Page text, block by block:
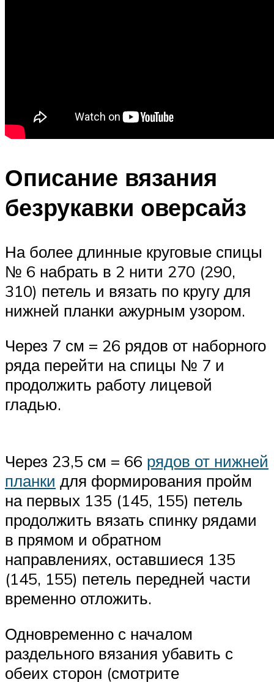
Описание вязания
безрукавки оверсайз
На более длинные круговые спицы
№ 6 набрать в 2 нити 270 (290,
310) петель и вязать по кругу для
нижней планки ажурным узором.
Через 7 см = 26 рядов от наборного
ряда перейти на спицы № 7 и
продолжить работу лицевой
гладью.
Через 23,5 см = 66 рядов от нижней
планки для формирования пройм
на первых 135 (145, 155) петель
продолжить вязать спинку рядами
в прямом и обратном
направлениях, оставшиеся 135
(145, 155) петель передней части
временно отложить.
Одновременно с началом
раздельного вязания убавить с
обеих сторон (смотрите